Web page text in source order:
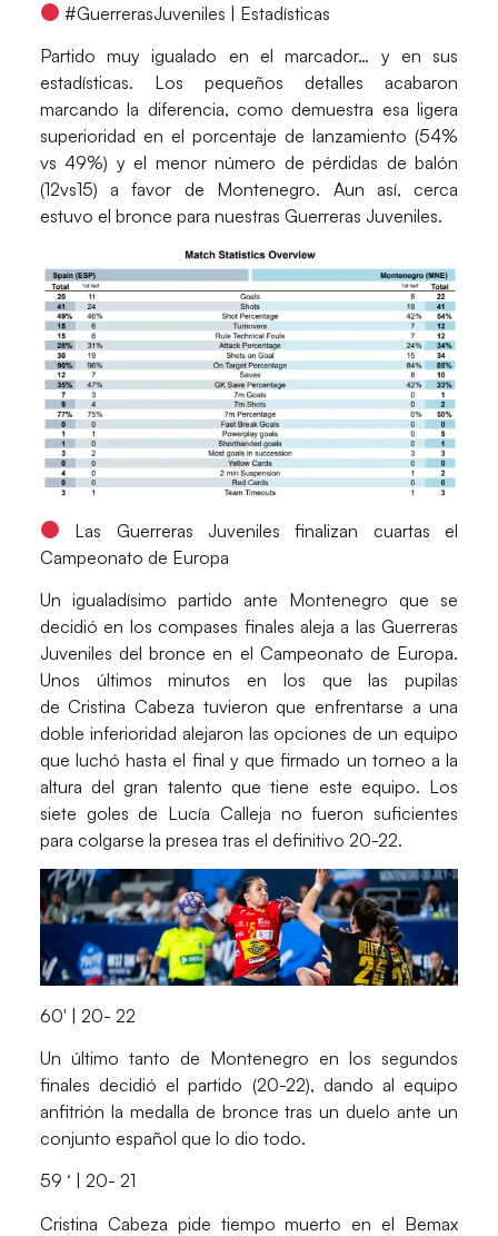
#GuerrerasJuveniles | Estadísticas
Partido muy igualado en el marcador… y en sus
estadísticas. Los pequeños detalles acabaron
marcando la diferencia, como demuestra esa ligera
superioridad en el porcentaje de lanzamiento (54%
vs 49%) y el menor número de pérdidas de balón
(12vs15) a favor de Montenegro. Aun así, cerca
estuvo el bronce para nuestras Guerreras Juveniles.
Las Guerreras Juveniles finalizan cuartas el
Campeonato de Europa
Un igualadísimo partido ante Montenegroque se
decidió en los compases finales aleja a lasGuerreras
Juvenilesdel bronce en el Campeonato de Europa.
Unos últimos minutos en los que las pupilas
deCristina Cabeza tuvieron que enfrentarse a una
doble inferioridad alejaron las opciones de un equipo
que luchó hasta el final y que firmado un torneo a la
altura del gran talento que tiene este equipo. Los
siete goles de Lucía Calleja no fueron suficientes
para colgarse la presea tras el definitivo 20-22.
60′ | 20- 22
Un último tanto de Montenegro en los segundos
finales decidió el partido (20-22), dando al equipo
anfitrión la medalla de bronce tras un duelo ante un
conjunto español que lo dio todo.
59 ‘ | 20- 21
Cristina Cabeza pide tiempo muerto en el Bemax